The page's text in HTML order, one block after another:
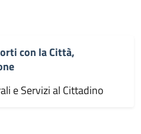
con la Città,
e Servizi al Cittadino